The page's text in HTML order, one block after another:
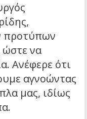
προτύπων
να
Ανέφερε ότι
αγνοώντας
μας, ιδίως